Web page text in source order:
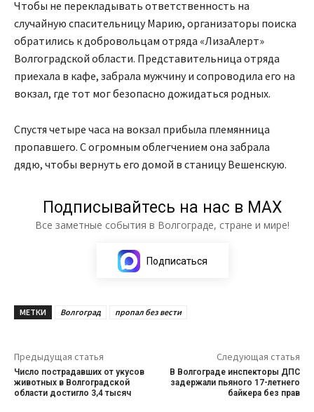
Чтобы не перекладывать ответственность на
случайную спасительницу Марию, организаторы поиска
обратились к добровольцам отряда «ЛизаАлерт»
Волгоградской области. Представительница отряда
приехала в кафе, забрала мужчину и сопроводила его на
вокзал, где тот мог безопасно дожидаться родных.
Спустя четыре часа на вокзал прибыла племянница
пропавшего. С огромным облегчением она забрала
дядю, чтобы вернуть его домой в станицу Вешенскую.
Подписывайтесь на нас в МАХ
Все заметные события в Волгограде, стране и мире!
Подписаться
МЕТКИ Волгоград пропал без вести
Предыдущая статья
Число пострадавших от укусов
животных в Волгоградской
области достигло 3,4 тысяч
Следующая статья
В Волгограде инспекторы ДПС
задержали пьяного 17-летнего
байкера без прав